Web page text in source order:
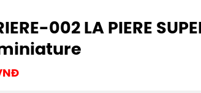
002 LA PIERE